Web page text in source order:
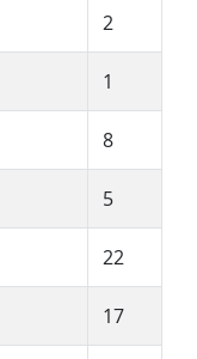
2
1
8
5
22
17